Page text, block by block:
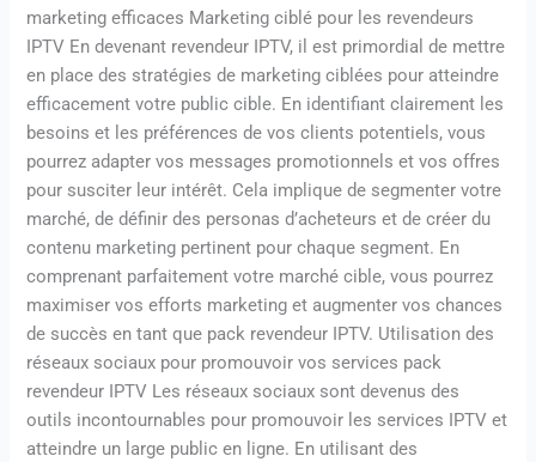
marketing efficaces Marketing ciblé pour les revendeurs
IPTV En devenant revendeur IPTV, il est primordial de mettre
en place des stratégies de marketing ciblées pour atteindre
efficacement votre public cible. En identifiant clairement les
besoins et les préférences de vos clients potentiels, vous
pourrez adapter vos messages promotionnels et vos offres
pour susciter leur intérêt. Cela implique de segmenter votre
marché, de définir des personas d’acheteurs et de créer du
contenu marketing pertinent pour chaque segment. En
comprenant parfaitement votre marché cible, vous pourrez
maximiser vos efforts marketing et augmenter vos chances
de succès en tant que pack revendeur IPTV. Utilisation des
réseaux sociaux pour promouvoir vos services pack
revendeur IPTV Les réseaux sociaux sont devenus des
outils incontournables pour promouvoir les services IPTV et
atteindre un large public en ligne. En utilisant des